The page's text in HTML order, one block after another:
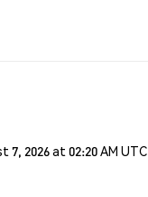
2026 at 02:20 AM UTC